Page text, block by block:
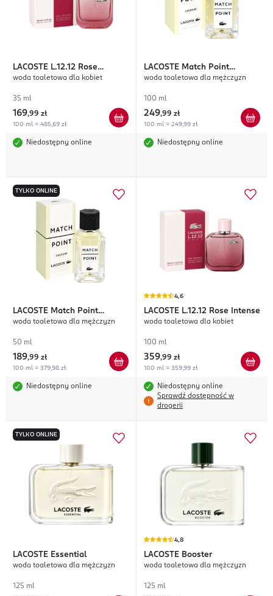
LACOSTE L.12.12 Rose
Intense
woda toaletowa dla kobiet
35 ml
169,99 zł
100 ml = 485,69 zł
Niedostępny online
LACOSTE Match Point
Cologne
woda toaletowa dla mężczyzn
100 ml
249,99 zł
100 ml = 249,99 zł
Niedostępny online
TYLKO ONLINE
LACOSTE Match Point
Cologne
woda toaletowa dla mężczyzn
50 ml
189,99 zł
100 ml = 379,98 zł
Niedostępny online
4,6
LACOSTE L.12.12 Rose Intense
woda toaletowa dla kobiet
100 ml
359,99 zł
100 ml = 359,99 zł
Niedostępny online
Sprawdź dostępność w
drogerii
TYLKO ONLINE
LACOSTE Essential
woda toaletowa dla mężczyzn
125 ml
4,8
LACOSTE Booster
woda toaletowa dla mężczyzn
125 ml